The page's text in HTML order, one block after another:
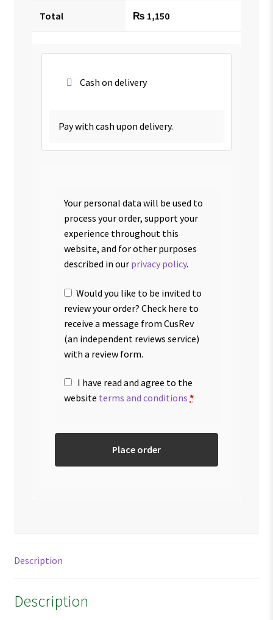
Total ₨ 1,150
Cash on delivery
Pay with cash upon delivery.
Your personal data will be used to
process your order, support your
experience throughout this
website, and for other purposes
described in our privacy policy.
Would you like to be invited to
review your order? Check here to
receive a message from CusRev
(an independent reviews service)
with a review form.
I have read and agree to the
website terms and conditions *
Place order
Description
Description